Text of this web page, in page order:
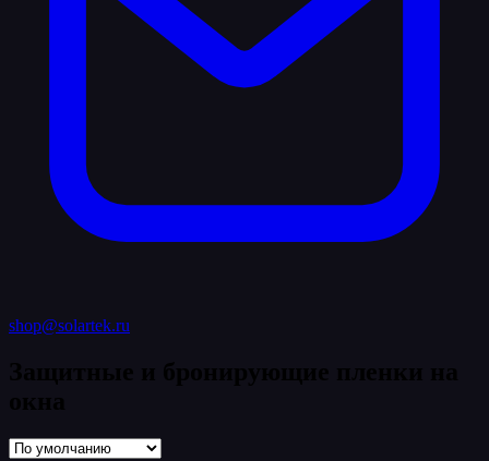
shop@solartek.ru